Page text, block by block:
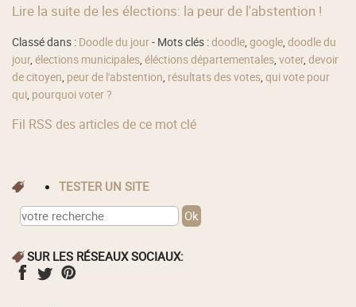
Lire la suite de les élections: la peur de l'abstention !
Classé dans : Doodle du jour- Mots clés :doodle,google,doodle du
jour,élections municipales,éléctions départementales,voter,devoir
de citoyen, peur de l'abstention, résultats des votes,qui vote pour
qui, pourquoi voter ?
Fil RSS des articles de ce mot clé
TESTER UN SITE
SUR LES RÉSEAUX SOCIAUX: